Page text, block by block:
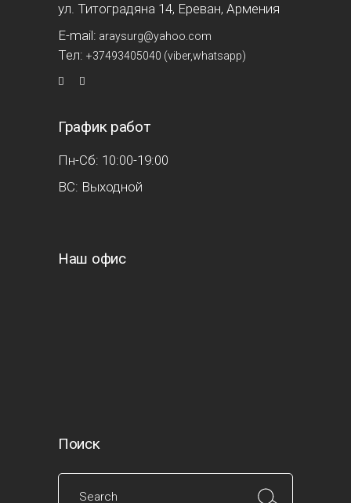
ул. Титоградяна 14, Ереван, Армения
E-mail: araysurg@yahoo.com
Тел: +37493405040 (viber,whatsapp)
График работ
Пн-Сб: 10:00-19:00
ВС: Выходной
Наш офис
Поиск